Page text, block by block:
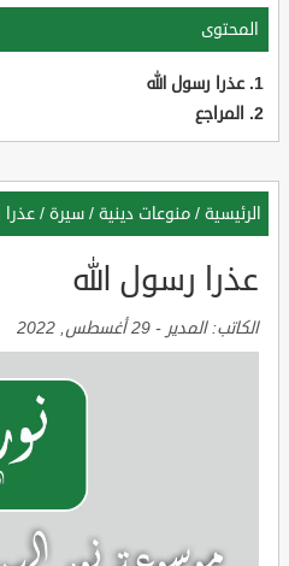
المحتوى
عذرا رسول الله
المراجع
الرئيسية / منوعات دينية / سيرة / عذرا
عذرا رسول الله
الكاتب:المدير - 29 أغسطس, 2022